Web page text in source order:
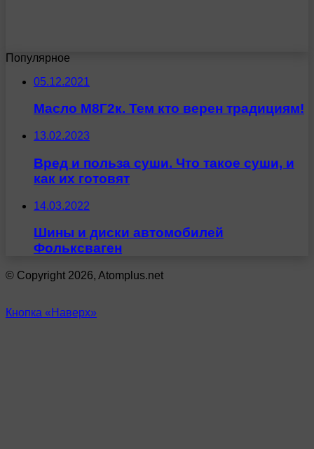
Популярное
05.12.2021
Масло М8Г2к. Тем кто верен традициям!
13.02.2023
Вред и польза суши. Что такое суши, и
как их готовят
14.03.2022
Шины и диски автомобилей
Фольксваген
© Copyright 2026, Atomplus.net
Кнопка «Наверх»